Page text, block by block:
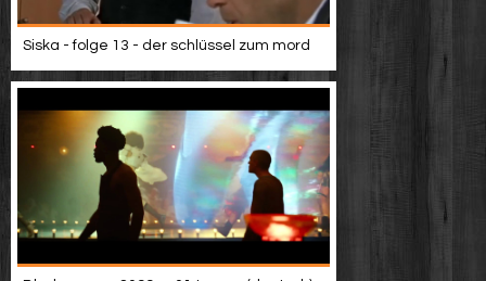
Siska - folge 13 - der schlüssel zum mord